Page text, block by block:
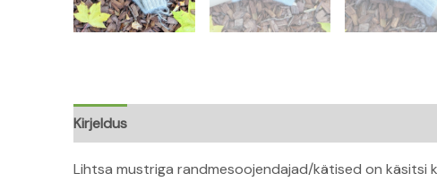
Kirjeldus
Lihtsa mustriga randmesoojendajad/kätised on